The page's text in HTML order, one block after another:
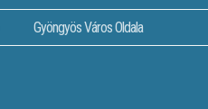
Gyöngyös Város Oldala